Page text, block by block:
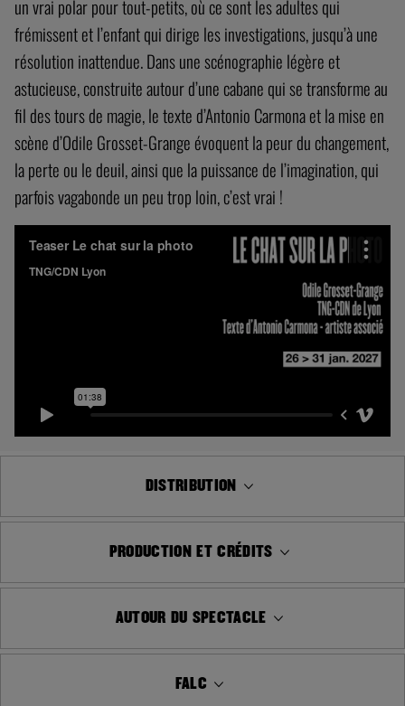
un vrai polar pour tout-petits, où ce sont les adultes qui
frémissent et l’enfant qui dirige les investigations, jusqu’à une
résolution inattendue. Dans une scénographie légère et
astucieuse, construite autour d’une cabane qui se transforme au
fil des tours de magie, le texte d’Antonio Carmona et la mise en
scène d’Odile Grosset-Grange évoquent la peur du changement,
la perte ou le deuil, ainsi que la puissance de l’imagination, qui
parfois vagabonde un peu trop loin, c’est vrai !
DISTRIBUTION
PRODUCTION ET CRÉDITS
AUTOUR DU SPECTACLE
FALC